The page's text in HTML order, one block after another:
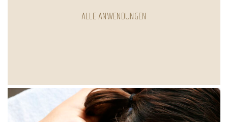
ALLE ANWENDUNGEN